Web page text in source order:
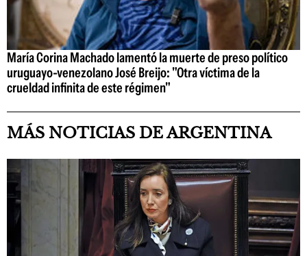
María Corina Machado lamentó la muerte de preso político
uruguayo-venezolano José Breijo: "Otra víctima de la
crueldad infinita de este régimen"
MÁS NOTICIAS DE ARGENTINA